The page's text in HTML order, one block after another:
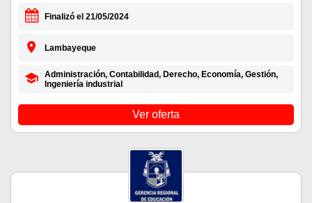
Finalizó el 21/05/2024
Lambayeque
Administración, Contabilidad, Derecho, Economía, Gestión,
Ingeniería industrial
Ver oferta